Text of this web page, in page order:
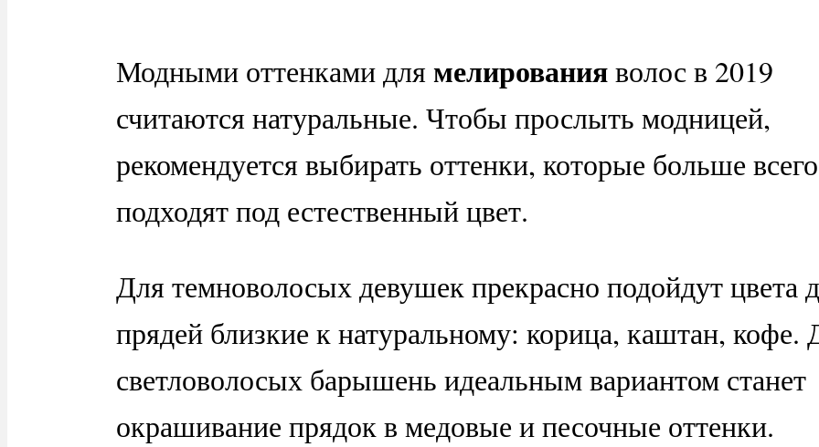
Модными оттенками длямелированияволос в 2019
считаются натуральные. Чтобы прослыть модницей,
рекомендуется выбирать оттенки, которые больше всего
подходят под естественный цвет.
Для темноволосых девушек прекрасно подойдут цвета
прядей близкие к натуральному: корица, каштан, кофе.
светловолосых барышень идеальным вариантом станет
окрашивание прядок в медовые и песочные оттенки.